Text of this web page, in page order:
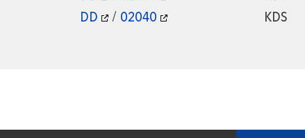
DD / 02040 KDS